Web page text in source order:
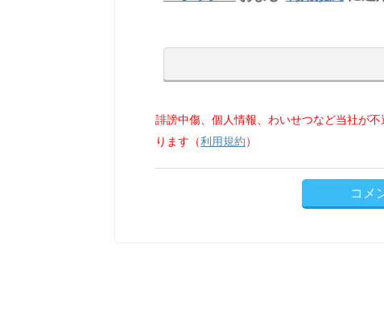
誹謗中傷、個人情報、わいせつなど当社が
ります（利用規約）
コメ